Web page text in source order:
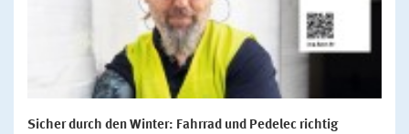
Sicher durch den Winter: Fahrrad und Pedelec richtig